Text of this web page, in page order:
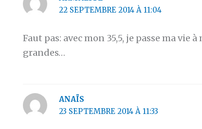
22 SEPTEMBRE 2014 À 11:04
Faut pas: avec mon 35,5, je passe ma vie
grandes…
ANAÏS
23 SEPTEMBRE 2014 À 11:33